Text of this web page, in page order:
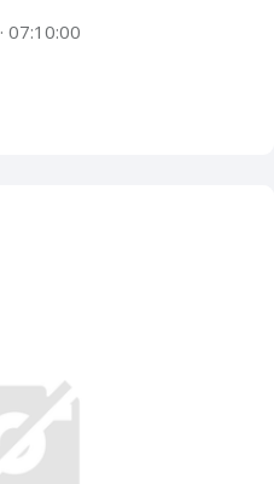
· 07:10:00